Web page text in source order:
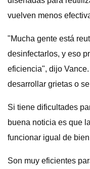
vuelven menos
"Mucha gente está
desinfectarlos, y eso
eficiencia", dijo
desarrollar grietas o
Si tiene dificultades
buena noticia es que
funcionar igual de
Son muy eficientes